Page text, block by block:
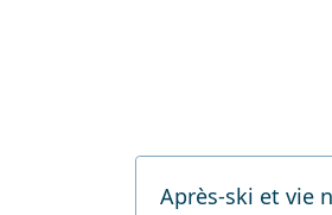
Après-ski et vie